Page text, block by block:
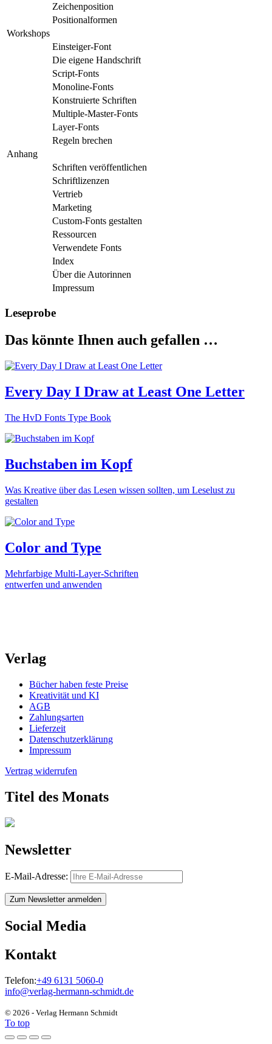
Zeichenposition
Positionalformen
Workshops
Einsteiger-Font
Die eigene Handschrift
Script-Fonts
Monoline-Fonts
Konstruierte Schriften
Multiple-Master-Fonts
Layer-Fonts
Regeln brechen
Anhang
Schriften veröffentlichen
Schriftlizenzen
Vertrieb
Marketing
Custom-Fonts gestalten
Ressourcen
Verwendete Fonts
Index
Über die Autorinnen
Impressum
Leseprobe
Das könnte Ihnen auch gefallen …
Every Day I Draw at Least One Letter
The HvD Fonts Type Book
Buchstaben im Kopf
Was Kreative über das Lesen wissen sollten, um Leselust zu
gestalten
Color and Type
Mehrfarbige Multi-Layer-Schriften
entwerfen und anwenden
Verlag
Bücher haben feste Preise
Kreativität und KI
AGB
Zahlungsarten
Lieferzeit
Datenschutzerklärung
Impressum
Vertrag widerrufen
Titel des Monats
Newsletter
E-Mail-Adresse:
Zum Newsletter anmelden
Social Media
Kontakt
Telefon:+49 6131 5060-0
info@verlag-hermann-schmidt.de
© 2026 - Verlag Hermann Schmidt
To top